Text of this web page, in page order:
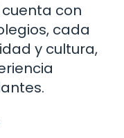
con
cada
y cultura,